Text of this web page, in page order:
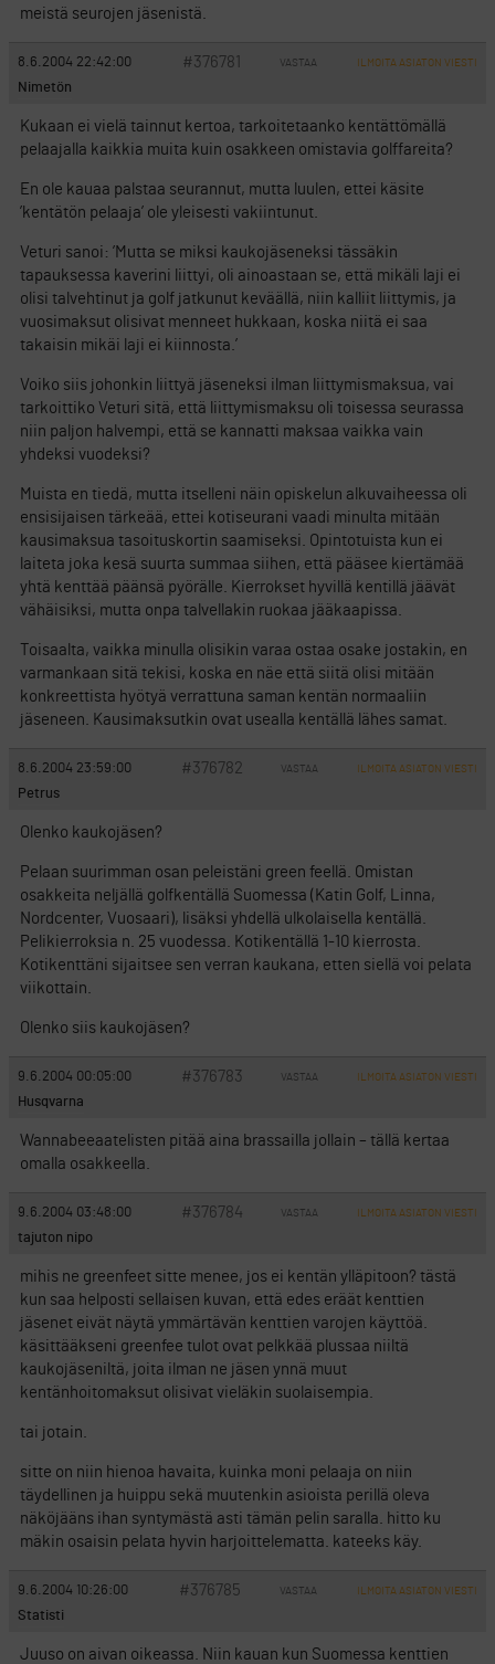
meistä seurojen jäsenistä.
8.6.2004 22:42:00 #376781 VASTAA ILMOITA ASIATON VIESTI
Nimetön
Kukaan ei vielä tainnut kertoa, tarkoitetaanko kentättömällä
pelaajalla kaikkia muita kuin osakkeen omistavia golffareita?
En ole kauaa palstaa seurannut, mutta luulen, ettei käsite
’kentätön pelaaja’ ole yleisesti vakiintunut.
Veturi sanoi: ’Mutta se miksi kaukojäseneksi tässäkin
tapauksessa kaverini liittyi, oli ainoastaan se, että mikäli laji ei
olisi talvehtinut ja golf jatkunut keväällä, niin kalliit liittymis, ja
vuosimaksut olisivat menneet hukkaan, koska niitä ei saa
takaisin mikäi laji ei kiinnosta.’
Voiko siis johonkin liittyä jäseneksi ilman liittymismaksua, vai
tarkoittiko Veturi sitä, että liittymismaksu oli toisessa seurassa
niin paljon halvempi, että se kannatti maksaa vaikka vain
yhdeksi vuodeksi?
Muista en tiedä, mutta itselleni näin opiskelun alkuvaiheessa oli
ensisijaisen tärkeää, ettei kotiseurani vaadi minulta mitään
kausimaksua tasoituskortin saamiseksi. Opintotuista kun ei
laiteta joka kesä suurta summaa siihen, että pääsee kiertämää
yhtä kenttää päänsä pyörälle. Kierrokset hyvillä kentillä jäävät
vähäisiksi, mutta onpa talvellakin ruokaa jääkaapissa.
Toisaalta, vaikka minulla olisikin varaa ostaa osake jostakin, en
varmankaan sitä tekisi, koska en näe että siitä olisi mitään
konkreettista hyötyä verrattuna saman kentän normaaliin
jäseneen. Kausimaksutkin ovat usealla kentällä lähes samat.
8.6.2004 23:59:00 #376782 VASTAA ILMOITA ASIATON VIESTI
Petrus
Olenko kaukojäsen?
Pelaan suurimman osan peleistäni green feellä. Omistan
osakkeita neljällä golfkentällä Suomessa (Katin Golf, Linna,
Nordcenter, Vuosaari), lisäksi yhdellä ulkolaisella kentällä.
Pelikierroksia n. 25 vuodessa. Kotikentällä 1-10 kierrosta.
Kotikenttäni sijaitsee sen verran kaukana, etten siellä voi pelata
viikottain.
Olenko siis kaukojäsen?
9.6.2004 00:05:00 #376783 VASTAA ILMOITA ASIATON VIESTI
Husqvarna
Wannabeeaatelisten pitää aina brassailla jollain – tällä kertaa
omalla osakkeella.
9.6.2004 03:48:00 #376784 VASTAA ILMOITA ASIATON VIESTI
tajuton nipo
mihis ne greenfeet sitte menee, jos ei kentän ylläpitoon? tästä
kun saa helposti sellaisen kuvan, että edes eräät kenttien
jäsenet eivät näytä ymmärtävän kenttien varojen käyttöä.
käsittääkseni greenfee tulot ovat pelkkää plussaa niiltä
kaukojäseniltä, joita ilman ne jäsen ynnä muut
kentänhoitomaksut olisivat vieläkin suolaisempia.
tai jotain.
sitte on niin hienoa havaita, kuinka moni pelaaja on niin
täydellinen ja huippu sekä muutenkin asioista perillä oleva
näköjääns ihan syntymästä asti tämän pelin saralla. hitto ku
mäkin osaisin pelata hyvin harjoittelematta. kateeks käy.
9.6.2004 10:26:00 #376785 VASTAA ILMOITA ASIATON VIESTI
Statisti
Juuso on aivan oikeassa. Niin kauan kun Suomessa kenttien